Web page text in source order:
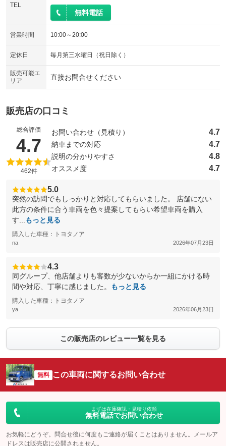
TEL
無料電話
営業時間 10:00～20:00
定休日 毎月第三水曜日（祝日除く）
販売可能エ
リア
直接お問合せください
販売店の口コミ
総合評価
4.7 （5点満点中）
462件
お問い合わせ（見積り） 4.7
納車までの対応 4.7
説明の分かりやすさ 4.8
オススメ度 4.7
5.0
突然の訪問でもしっかりと対応してもらいました。 店舗にない
此方の条件に合う車両を色々提案してもらい希望車両を購入
す...
もっと見る
購入した車種：トヨタノア
na 2026年07月23日
4.3
同グループ、他店舗よりも客数が少ないからか一組にかける時
間や対応、丁寧に感じました。
もっと見る
購入した車種：トヨタノア
ya 2026年06月23日
この販売店のレビュー一覧を見る
無料 この車両に関するお問い合わせ
まずは在庫確認・見積り依頼
無料電話でお問い合わせ
お気軽にどうぞ。問合せ後に何度もご連絡が届くことはありません。メールア
ドレスは販売店に公開されません。